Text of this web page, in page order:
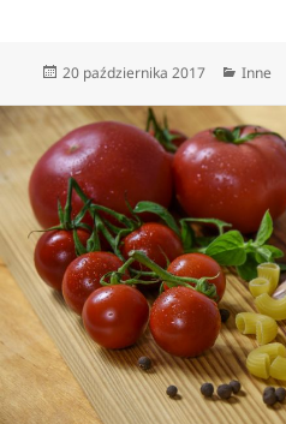
Data
20 października 2017 Inne